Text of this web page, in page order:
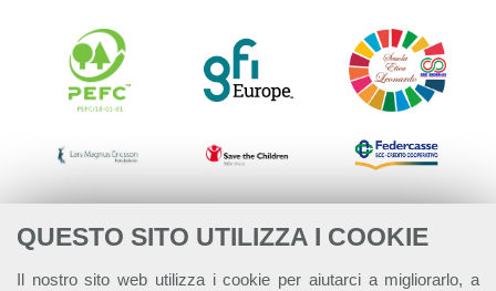
QUESTO SITO UTILIZZA I COOKIE
Il nostro sito web utilizza i cookie per aiutarci a migliorarlo, a